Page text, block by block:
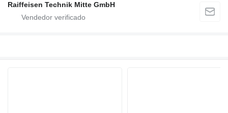
Raiffeisen Technik Mitte GmbH